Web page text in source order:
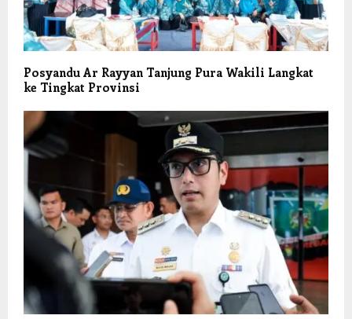
Posyandu Ar Rayyan Tanjung Pura Wakili Langkat
ke Tingkat Provinsi